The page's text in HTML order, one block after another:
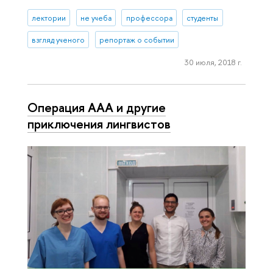
лектории не учеба профессора студенты
взгляд ученого репортаж о событии
30 июля, 2018 г.
Операция AAA и другие
приключения лингвистов